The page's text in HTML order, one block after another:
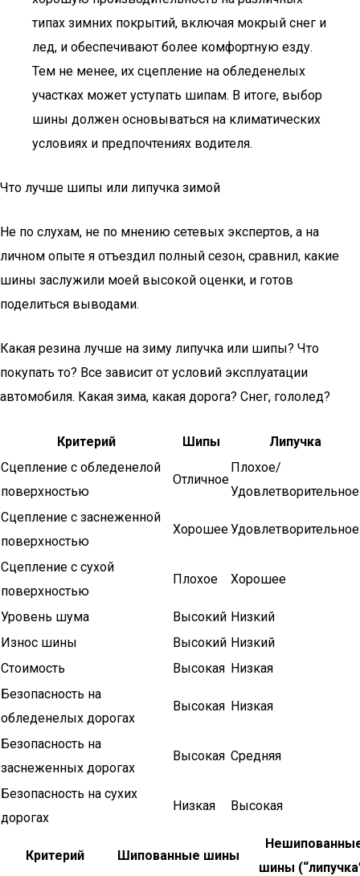
типах зимних покрытий, включая мокрый снег и
лед, и обеспечивают более комфортную езду.
Тем не менее, их сцепление на обледенелых
участках может уступать шипам. В итоге, выбор
шины должен основываться на климатических
условиях и предпочтениях водителя.
Что лучше шипы или липучка зимой
Не по слухам, не по мнению сетевых экспертов, а на
личном опыте я отъездил полный сезон, сравнил, какие
шины заслужили моей высокой оценки, и готов
поделиться выводами.
Какая резина лучше на зиму липучка или шипы? Что
покупать то? Все зависит от условий эксплуатации
автомобиля. Какая зима, какая дорога? Снег, гололед?
Критерий Шипы
Липучка
Сцепление с обледенелой
поверхностью
Отличное
Плохое/
Удовлетворительное
Сцепление с заснеженной
поверхностью
ХорошееУдовлетворительное
Сцепление с сухой
поверхностью
Плохое Хорошее
Уровень шума Высокий Низкий
Износ шины
Высокий Низкий
Стоимость
Высокая Низкая
Безопасность на
обледенелых дорогах
Высокая Низкая
Безопасность на
заснеженных дорогах
Высокая Средняя
Безопасность на сухих
дорогах
Низкая Высокая
Критерий Шипованные шины
шины